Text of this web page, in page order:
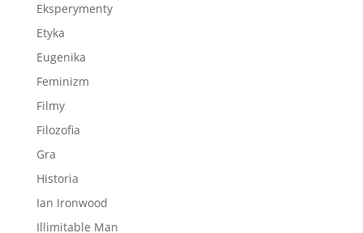
Eksperymenty
Etyka
Eugenika
Feminizm
Filmy
Filozofia
Gra
Historia
Ian Ironwood
Illimitable Man